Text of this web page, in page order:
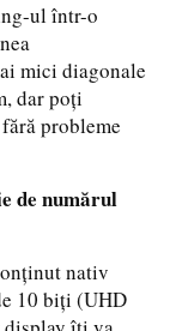
ul într-o
mici diagonale
dar poți
probleme
de numărul
nativ
10 biți (UHD